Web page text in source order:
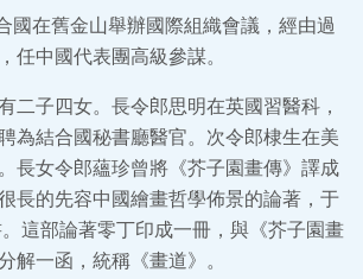
國在舊金山舉辦國際組織會議，經由過
任中國代表團高級參謀。
二子四女。長令郎思明在英國習醫科，
為結合國秘書廳醫官。次令郎棣生在美
長女令郎蘊珍曾將《芥子園畫傳》譯成
長的先容中國繪畫哲學佈景的論著，于
這部論著零丁印成一冊，與《芥子園畫
解一函，統稱《畫道》。